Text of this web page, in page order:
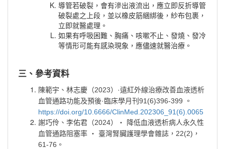
導管若破裂，會有滲出液流出，應立即反折導管
破裂處之上段，並以橡皮筋綑綁後，紗布包裹，
立即就醫處理。
如果有呼吸困難、胸痛、咳嗽不止、發燒、發冷
等情形可能有感染現象，應儘速就醫治療。
三、參考資料
陳範宇、林志慶（2023） ·遠紅外線治療改善血液透析
血管通路功能及預後· 臨床學月刊 91(6)396-399 。
https://doi.org/10.6666/ClinMed.202306_91(6).0065
謝巧伶、李佑君（2024） ‧
降低血液透析病人永久性
血管通路阻塞率 ‧ 臺灣腎臟護理學會雜誌， 22(2) ，
61-76 。